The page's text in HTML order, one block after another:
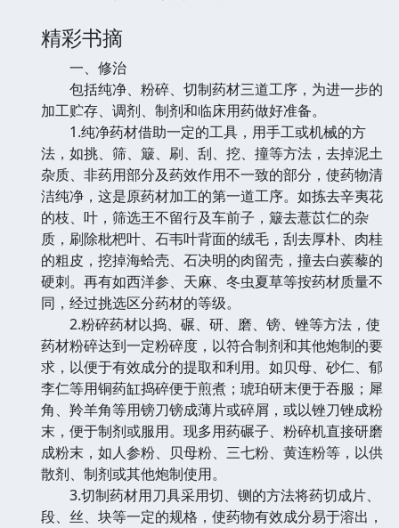
精彩书摘
一、修治
包括纯净、粉碎、切制药材三道工序，为进一步的
加工贮存、调剂、制剂和临床用药做好准备。
1.纯净药材借助一定的工具，用手工或机械的方
法，如挑、筛、簸、刷、刮、挖、撞等方法，去掉泥土
杂质、非药用部分及药效作用不一致的部分，使药物清
洁纯净，这是原药材加工的第一道工序。如拣去辛夷花
的枝、叶，筛选王不留行及车前子，簸去薏苡仁的杂
质，刷除枇杷叶、石韦叶背面的绒毛，刮去厚朴、肉桂
的粗皮，挖掉海蛤壳、石决明的肉留壳，撞去白蒺藜的
硬刺。再有如西洋参、天麻、冬虫夏草等按药材质量不
同，经过挑选区分药材的等级。
2.粉碎药材以捣、碾、研、磨、镑、锉等方法，使
药材粉碎达到一定粉碎度，以符合制剂和其他炮制的要
求，以便于有效成分的提取和利用。如贝母、砂仁、郁
李仁等用铜药缸捣碎便于煎煮；琥珀研末便于吞服；犀
角、羚羊角等用镑刀镑成薄片或碎屑，或以锉刀锉成粉
末，便于制剂或服用。现多用药碾子、粉碎机直接研磨
成粉末，如人参粉、贝母粉、三七粉、黄连粉等，以供
散剂、制剂或其他炮制使用。
3.切制药材用刀具采用切、铡的方法将药切成片、
段、丝、块等一定的规格，使药物有效成分易于溶出，